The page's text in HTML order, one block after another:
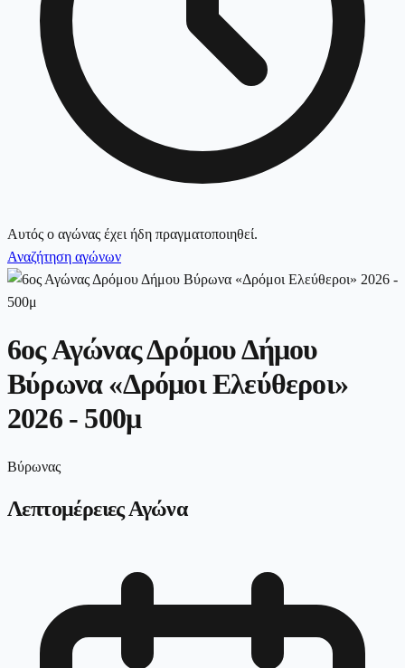
Αυτός ο αγώνας έχει ήδη πραγματοποιηθεί.
Αναζήτηση αγώνων
6ος Αγώνας Δρόμου Δήμου
Βύρωνα «Δρόμοι Ελεύθεροι»
2026 - 500μ
Βύρωνας
Λεπτομέρειες Αγώνα